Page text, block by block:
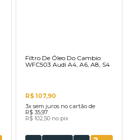
Filtro De Óleo Do Cambio
WFC503 Audi A4, A6, A8, S4
R$ 107,90
3x sem juros no cartão de
R$ 35,97
R$ 102,50 no pix